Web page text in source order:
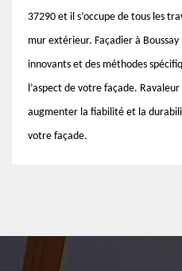
37290 et il s’occupe de tous les
mur extérieur. Façadier à
innovants et des méthodes
l’aspect de votre façade.
augmenter la fiabilité et la
votre façade.